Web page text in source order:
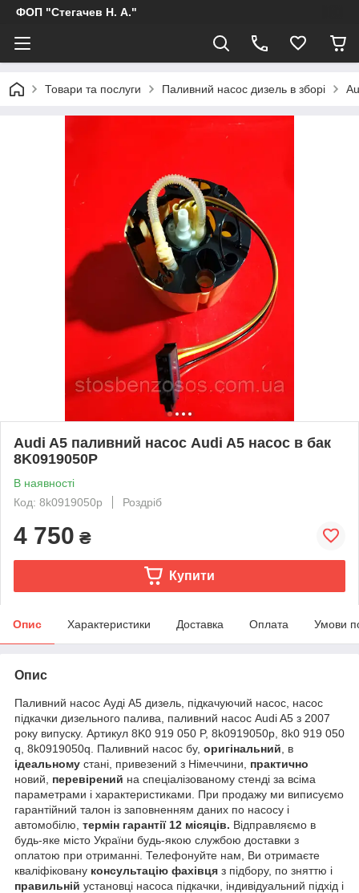
ФОП "Стегачев Н. А."
Товари та послуги Паливний насос дизель в зборі
Audi A5 паливний насос Audi A5 насос в бак
8K0919050P
В наявності
Код: 8k0919050p
Роздріб
4 750 ₴
Купити
Опис Характеристики Доставка Оплата Умови
Опис
Паливний насос Ауді А5 дизель, підкачуючий насос, насос
підкачки дизельного палива, паливний насос Audi A5 з 2007
року випуску. Артикул 8K0 919 050 P, 8k0919050p, 8k0 919 050
q, 8k0919050q. Паливний насос бу, оригінальний , в
ідеальному стані, привезений з Німеччини, практично
новий, перевірений на спеціалізованому стенді за всіма
параметрами і характеристиками. При продажу ми виписуємо
гарантійний талон із заповненням даних по насосу і
автомобілю, термін гарантії 12 місяців. Відправляємо в
будь-яке місто України будь-якою службою доставки з
оплатою при отриманні. Телефонуйте нам, Ви отримаєте
кваліфіковану консультацію фахівця з підбору, по зняттю і
правильній установці насоса підкачки, індивідуальний підхід і